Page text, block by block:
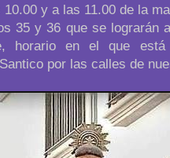
y a las 11.00 de la
35 y 36 que se lograrán
horario en el que
por las calles de